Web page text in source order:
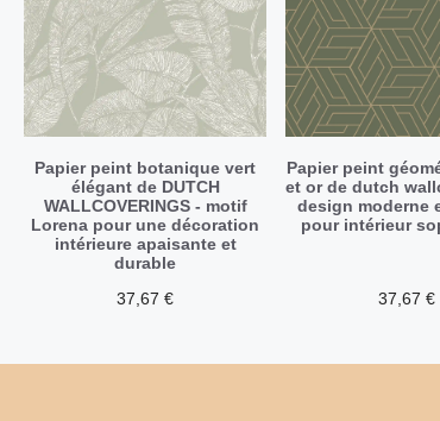
Papier peint botanique vert
élégant de DUTCH
WALLCOVERINGS - motif
Lorena pour une décoration
intérieure apaisante et
durable
37,67 €
Papier peint
et or de dutch
design moderne
pour intérieur
37,67 €